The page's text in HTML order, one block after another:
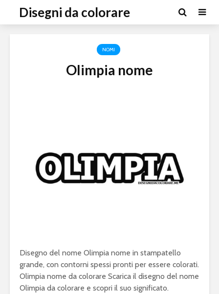
Disegni da colorare
NOMI
Olimpia nome
Disegno del nome Olimpia nome in stampatello
grande, con contorni spessi pronti per essere colorati.
Olimpia nome da colorare Scarica il disegno del nome
Olimpia da colorare e scopri il suo significato.